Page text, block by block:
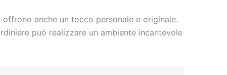
anche un tocco personale e originale.
può realizzare un ambiente incantevole